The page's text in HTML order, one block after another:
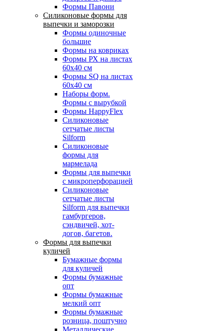
Формы Павони
Силиконовые формы для
выпечки и заморозки
Формы одиночные
большие
Формы на ковриках
Формы РХ на листах
60х40 см
Формы SQ на листах
60х40 см
Наборы форм.
Формы с вырубкой
Формы HappyFlex
Силиконовые
сетчатые листы
Silform
Силиконовые
формы для
мармелада
Формы для выпечки
с микроперфорацией
Силиконовые
сетчатые листы
Silform для выпечки
гамбургеров,
сэндвичей, хот-
догов, багетов.
Формы для выпечки
куличей
Бумажные формы
для куличей
Формы бумажные
опт
Формы бумажные
мелкий опт
Формы бумажные
розница, поштучно